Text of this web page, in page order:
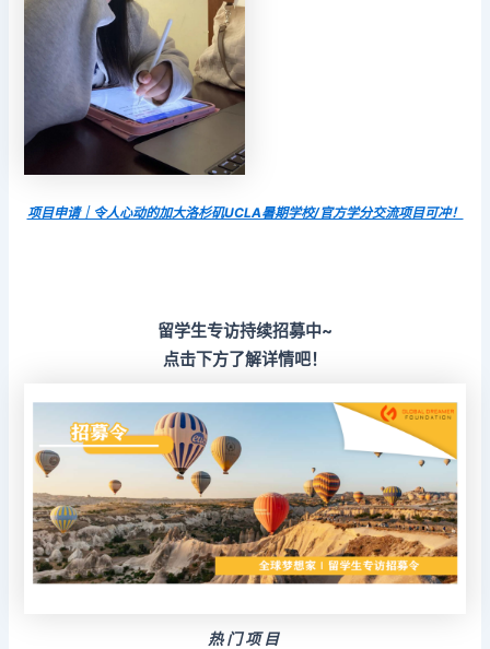
项目申请｜令人心动的加大洛杉矶UCLA暑期学校/官方学分交流项目可冲！
留学生专访持续招募中~
点击下方了解详情吧！
热门项目